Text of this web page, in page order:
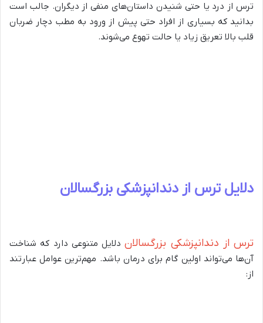
ترس از درد یا حتی شنیدن داستان‌های منفی از دیگران. جالب است
بدانید که بسیاری از افراد حتی پیش از ورود به مطب دچار ضربان
قلب بالا تعریق زیاد یا حالت تهوع می‌شوند.
دلایل ترس از دندانپزشکی بزرگسالان
ترس از دندانپزشکی بزرگسالاندلایل متنوعی دارد که شناخت
آن‌ها می‌تواند اولین گام برای درمان باشد. مهم‌ترین عوامل عبارتند
از: